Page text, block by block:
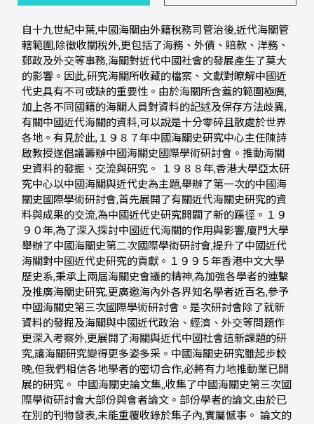
自十九世紀中葉,中國海關由外籍稅務司管治後,近代海關管
轄範圍,除徵收關稅外,更包括了海務、外債、賠款、洋務、
郵政及外交等事務,海關對近代中國社會的發展產生了莫大
的影響。因此,研究海關所收藏的檔案、文獻對瞭解中國近
代史具有不可或缺的重要性。由於海關所含蓋的範圍極廣,
加上各不同國籍的海關人員對資料的記述及保存方法歧異,
有關中國近代海關的資料,可以說是十分零碎且散處於世界
各地。有見於此,１９８７年中國海關史研究中心主任陳詩
啟教授遂倡議籌辦中國海關史國際學術研討會。推動海關
史資料的發掘、交流與研究。 １９８８年,香港大學亞太研
究中心以中國海關與近代史為主題,舉辦了第一次的中國海
關史國際學術研討會,首先展開了有關近代海關史研究的資
料與成果的交流,為中國近代史研究開闢了新的蹊徑。１９
９０年,為了深入探討中國近代海關的作用與影響,廈門大學
舉辦了中國海關史第二次國際學術研討會,提升了中國近代
海關對中國近代史研究的貢獻。１９９５年香港中文大學
歷史系,秉承上兩屆海關史會議的精神,為加強各學者的連繫
及推廣海關史研究,更廣邀海內外各界知名學者近百名,參予
中國海關史第三次國際學術研討會。是次研討會除了就新
資料的發掘及海關與中國近代政治、經濟、外交等問題作
更深入考察外,更展開了海關與近代中國社會這新課題的研
究,讓海關研究變得更多姿多采。中國海關史研究雖起步較
晚,但我們相信各地學者的密切合作,必將有力地推動業已開
展的研究。 中國海關史論文集,,收集了中國海關史第三次國
際學術研討會大部份與會者論文。部份學者的論文,由於已
在別的刊物發表,未能重覆收錄於集子內,實屬憾事。 論文的